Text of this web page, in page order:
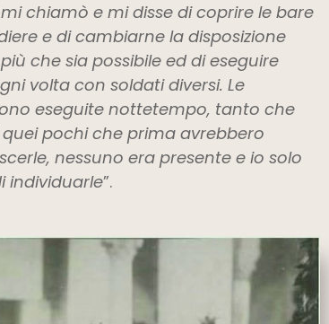
mi chiamò e mi disse di coprire le bare
e di cambiarne la disposizione
che sia possibile ed di eseguire
volta con soldati diversi. Le
eseguite nottetempo, tanto che
pochi che prima avrebbero
nessuno era presente e io solo
individuarle”.